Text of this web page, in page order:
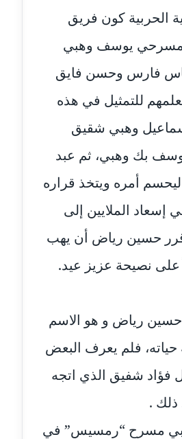
محمود
منشاوي
اسماعيل
رفعت
محمود
مطاوع
القاضي
الدواخلي
الحربية كون فريق
يوسف وهبي
فارس وحسن فايق
للتمثيل في هذه
وهبي شقيق
بك وهبي، ثم عبد
أمره ويتخذ قراره
إسعاد الملايين إلى
قرر حسين رياض أن يهب
على نصيحة عزيز عيد.
رياض و هو الاسم
حياته، فلم يعرف البعض
فؤاد شفيق الذي اتجه
ذلك .
مسرح “رمسيس” في